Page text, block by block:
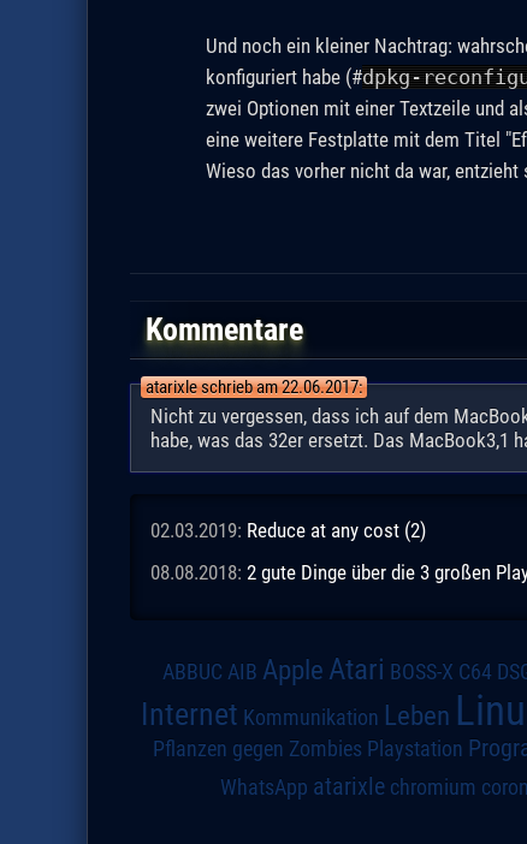
Und noch ein kleiner Nachtrag:
konfiguriert habe (#dpkg-
zwei Optionen mit einer Textzeile und
eine weitere Festplatte mit dem Titel
Wieso das vorher nicht da war,
Kommentare
atarixle schrieb am 22.06.2017:
Nicht zu vergessen, dass ich auf dem
habe, was das 32er ersetzt. Das MacBook3,1
02.03.2019: Reduce at any cost (2)
08.08.2018: 2 gute Dinge über die 3 großen
ABBUC AIB AppleAtari BOSS-X C64
Internet Kommunikation Leben
Pflanzen gegen Zombies Playstation
WhatsApp atarixle chromium